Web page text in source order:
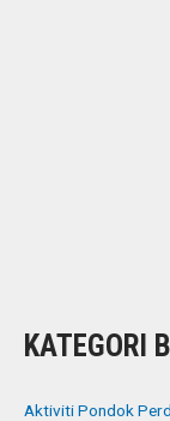
KATEGORI
Aktiviti Pondok